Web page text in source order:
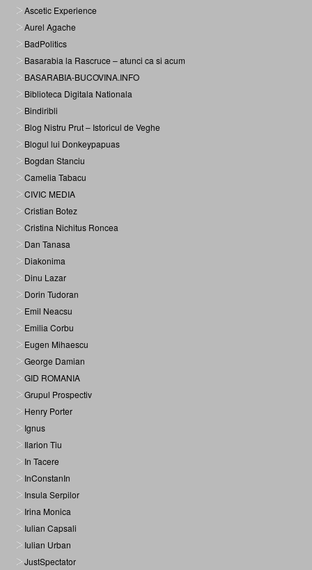
Ascetic Experience
Aurel Agache
BadPolitics
Basarabia la Rascruce – atunci ca si acum
BASARABIA-BUCOVINA.INFO
Biblioteca Digitala Nationala
Bindiribli
Blog Nistru Prut – Istoricul de Veghe
Blogul lui Donkeypapuas
Bogdan Stanciu
Camelia Tabacu
CIVIC MEDIA
Cristian Botez
Cristina Nichitus Roncea
Dan Tanasa
Diakonima
Dinu Lazar
Dorin Tudoran
Emil Neacsu
Emilia Corbu
Eugen Mihaescu
George Damian
GID ROMANIA
Grupul Prospectiv
Henry Porter
Ignus
Ilarion Tiu
In Tacere
InConstanIn
Insula Serpilor
Irina Monica
Iulian Capsali
Iulian Urban
JustSpectator